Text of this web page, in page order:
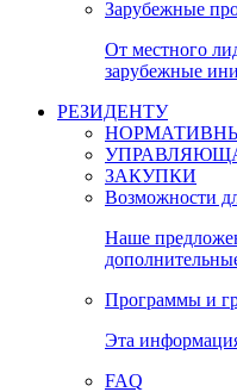
Зарубежные
От местного
зарубежные
РЕЗИДЕНТУ
ЗАКУПКИ
Возможности
Наше
Программы и
Эта
FAQ